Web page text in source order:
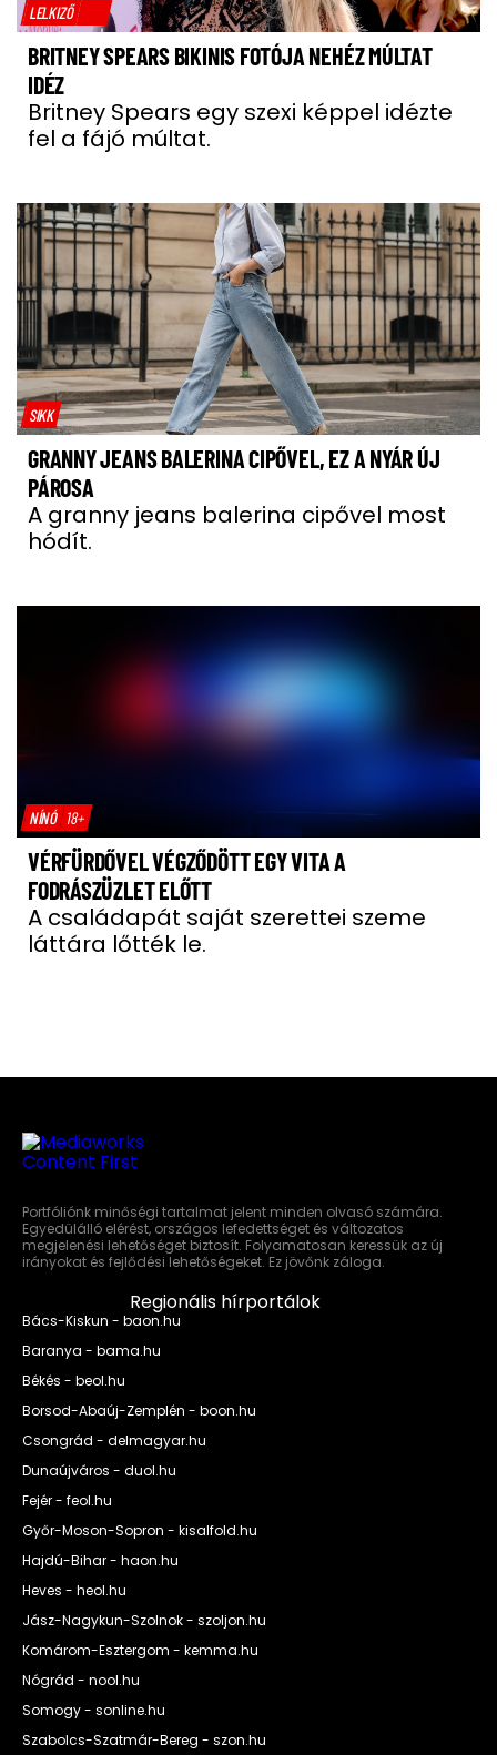
LELKIZŐ
BRITNEY SPEARS BIKINIS FOTÓJA NEHÉZ MÚLTAT
IDÉZ
Britney Spears egy szexi képpel idézte
fel a fájó múltat.
SIKK
GRANNY JEANS BALERINA CIPŐVEL, EZ A NYÁR ÚJ
PÁROSA
A granny jeans balerina cipővel most
hódít.
NÍNÓ 18+
VÉRFÜRDŐVEL VÉGZŐDÖTT EGY VITA A
FODRÁSZÜZLET ELŐTT
A családapát saját szerettei szeme
láttára lőtték le.
Portfóliónk minőségi tartalmat jelent minden olvasó számára.
Egyedülálló elérést, országos lefedettséget és változatos
megjelenési lehetőséget biztosít. Folyamatosan keressük az új
irányokat és fejlődési lehetőségeket. Ez jövőnk záloga.
Regionális hírportálok
Bács-Kiskun - baon.hu
Baranya - bama.hu
Békés - beol.hu
Borsod-Abaúj-Zemplén - boon.hu
Csongrád - delmagyar.hu
Dunaújváros - duol.hu
Fejér - feol.hu
Győr-Moson-Sopron - kisalfold.hu
Hajdú-Bihar - haon.hu
Heves - heol.hu
Jász-Nagykun-Szolnok - szoljon.hu
Komárom-Esztergom - kemma.hu
Nógrád - nool.hu
Somogy - sonline.hu
Szabolcs-Szatmár-Bereg - szon.hu